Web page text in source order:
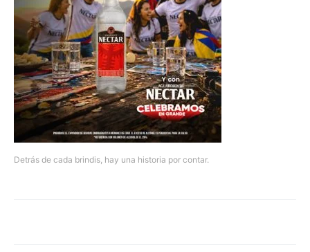
Detrás de cada brindis, hay una historia por contar.